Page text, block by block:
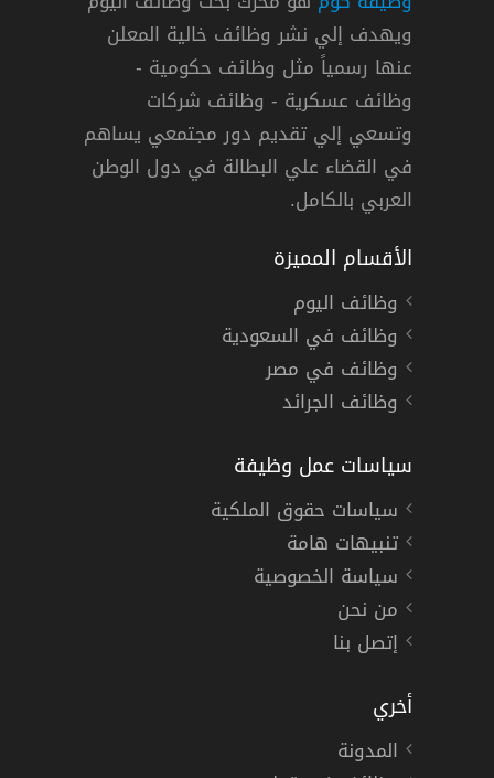
يعلن وظائف لحملة الدبلوم فأعلي
دوام كامل
ويهدف إلي نشر وظائف خالية المعلن
عنها رسمياً مثل وظائف حكومية -
وظائف عسكرية - وظائف شركات
وتسعي إلي تقديم دور مجتمعي يساهم
في القضاء علي البطالة في دول الوطن
العربي بالكامل.
الأقسام المميزة
وظائف اليوم
وظائف في السعودية
وظائف في مصر
وظائف الجرائد
سياسات عمل وظيفة
سياسات حقوق الملكية
تنبيهات هامة
سياسة الخصوصية
من نحن
إتصل بنا
أخري
المدونة